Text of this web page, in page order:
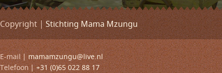
Copyright Stichting Mama Mzungu
E-mail
mamamzungu@live.nl
Telefoon
+31 (0)65 022 88 17